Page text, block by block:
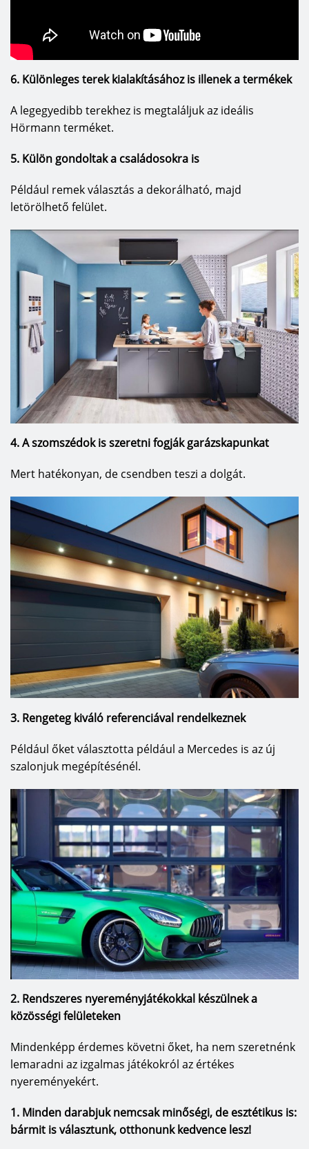
6. Különleges terek kialakításához is illenek a termékek
A legegyedibb terekhez is megtaláljuk az ideális
Hörmann terméket.
5. Külön gondoltak a családosokra is
Például remek választás a dekorálható, majd
letörölhető felület.
4. A szomszédok is szeretni fogják garázskapunkat
Mert hatékonyan, de csendben teszi a dolgát.
3. Rengeteg kiváló referenciával rendelkeznek
Például őket választotta például a Mercedes is az új
szalonjuk megépítésénél.
2. Rendszeres nyereményjátékokkal készülnek a
közösségi felületeken
Mindenképp érdemes követni őket, ha nem szeretnénk
lemaradni az izgalmas játékokról az értékes
nyereményekért.
1. Minden darabjuk nemcsak minőségi, de esztétikus is:
bármit is választunk, otthonunk kedvence lesz!